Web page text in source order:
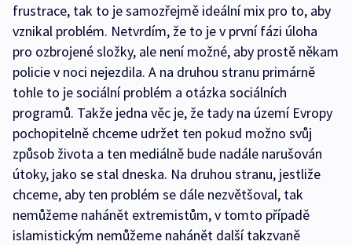
frustrace, tak to je samozřejmě ideální mix pro to, aby
vznikal problém. Netvrdím, že to je v první fázi úloha
pro ozbrojené složky, ale není možné, aby prostě někam
policie v noci nejezdila. A na druhou stranu primárně
tohle to je sociální problém a otázka sociálních
programů. Takže jedna věc je, že tady na území Evropy
pochopitelně chceme udržet ten pokud možno svůj
způsob života a ten mediálně bude nadále narušován
útoky, jako se stal dneska. Na druhou stranu, jestliže
chceme, aby ten problém se dále nezvětšoval, tak
nemůžeme nahánět extremistům, v tomto případě
islamistickým nemůžeme nahánět další takzvaně